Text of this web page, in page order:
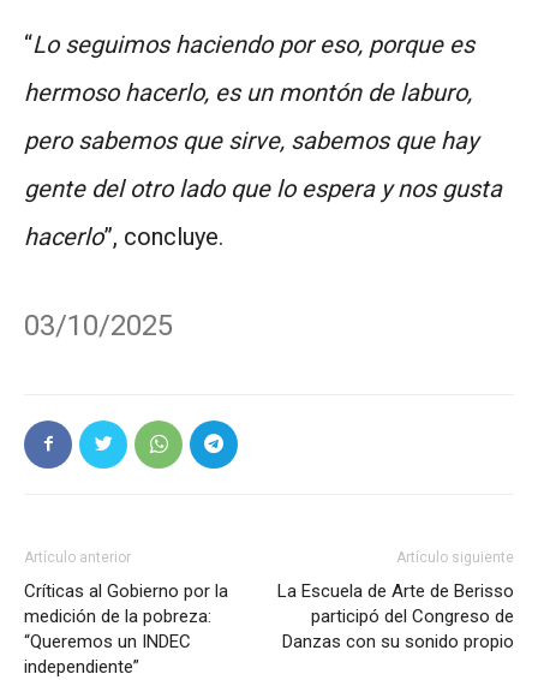
“Lo seguimos haciendo por eso, porque es
hermoso hacerlo, es un montón de laburo,
pero sabemos que sirve, sabemos que hay
gente del otro lado que lo espera y nos gusta
hacerlo”, concluye.
03/10/2025
Artículo anterior
Críticas al Gobierno por la
medición de la pobreza:
“Queremos un INDEC
independiente”
Artículo siguiente
La Escuela de Arte de Berisso
participó del Congreso de
Danzas con su sonido propio